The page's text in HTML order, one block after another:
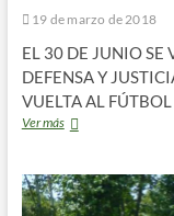
19 de marzo de 2018
EL 30 DE JUNIO SE
DEFENSA Y
VUELTA AL
Ver más«LA
CONTRATOS»